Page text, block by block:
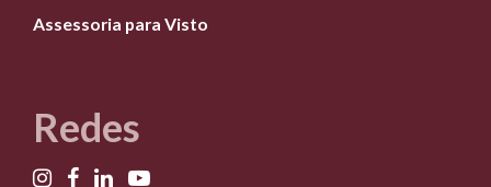
Assessoria para Visto
Redes